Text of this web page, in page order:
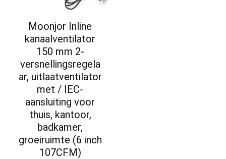
Moonjor Inline
kanaalventilator
150 mm 2-
versnellingsregela
ar, uitlaatventilator
met / IEC-
aansluiting voor
thuis, kantoor,
badkamer,
groeiruimte (6 inch
107CFM)